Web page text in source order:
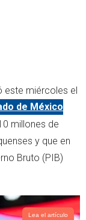
este miércoles el
de México
millones de
y que en
Bruto (PIB)
Lea el artículo